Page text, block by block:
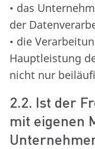
• das
der
• die
Hauptleistung
nicht nur
2.2. Ist der
mit eigenen